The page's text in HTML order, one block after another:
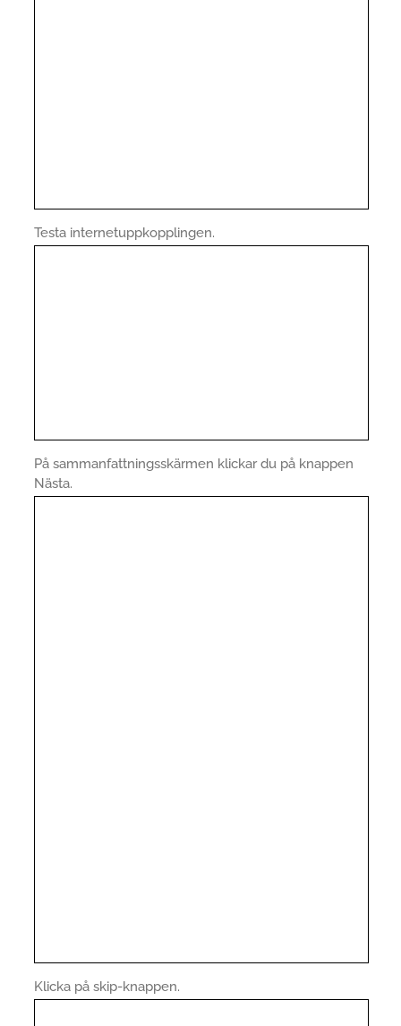
Testa internetuppkopplingen.
På sammanfattningsskärmen klickar du på knappen
Nästa.
Klicka på skip-knappen.